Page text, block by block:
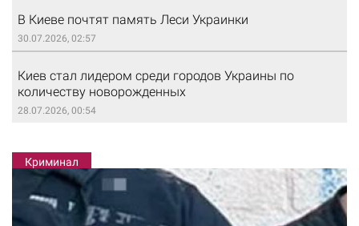
В Киеве почтят память Леси Украинки
30.07.2026, 02:57
Киев стал лидером среди городов Украины по
количеству новорожденных
28.07.2026, 00:54
Криминал